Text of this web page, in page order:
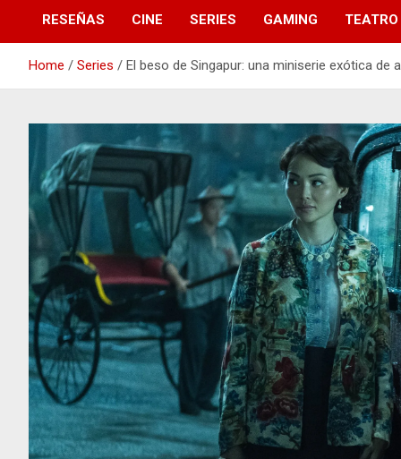
RESEÑAS CINE SERIES GAMING TEATRO
Home Series El beso de Singapur: una miniserie exótica de